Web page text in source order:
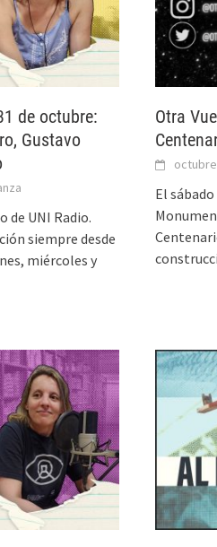
de octubre:
Gustavo
de UNI Radio.
siempre desde
miércoles y
Otra
El